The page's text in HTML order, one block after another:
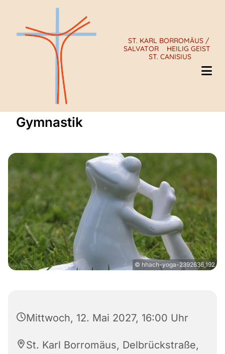
ST. KARL BORROMÄUS /
SALVATOR
HEILIG GEIST
ST. CANISIUS
Gymnastik
© hhach-yoga-2392636_192
Mittwoch, 12. Mai 2027, 16:00 Uhr
St. Karl Borromäus, Delbrückstraße,